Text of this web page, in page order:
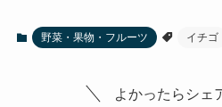
野菜・果物・フルーツ イチゴ
よかったらシェ